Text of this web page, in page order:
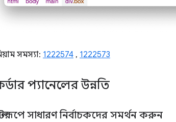
সমস্যা: 1222574 , 1222573
প্যানেলের উন্নতি
সাধারণ নির্বাচকদের সমর্থন করুন